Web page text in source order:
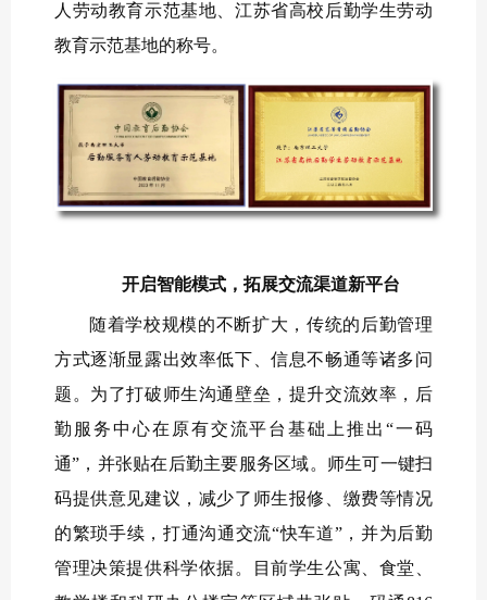
人劳动教育示范基地、江苏省高校后勤学生劳动
教育示范基地的称号。
开启智能模式，拓展交流渠道新平台
随着学校规模的不断扩大，传统的后勤管理
方式逐渐显露出效率低下、信息不畅通等诸多问
题。为了打破师生沟通壁垒，提升交流效率，后
勤服务中心在原有交流平台基础上推出“一码
通”，并张贴在后勤主要服务区域。师生可一键扫
码提供意见建议，减少了师生报修、缴费等情况
的繁琐手续，打通沟通交流“快车道”，并为后勤
管理决策提供科学依据。目前学生公寓、食堂、